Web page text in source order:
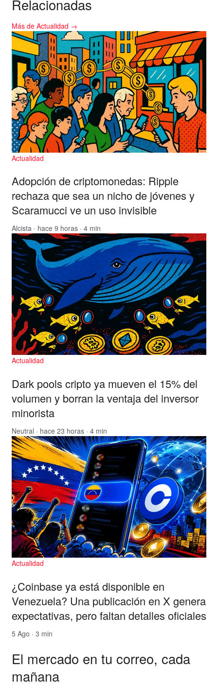
Relacionadas
Más de Actualidad →
Actualidad
Adopción de criptomonedas: Ripple
rechaza que sea un nicho de jóvenes y
Scaramucci ve un uso invisible
Alcista · hace 9 horas · 4 min
Actualidad
Dark pools cripto ya mueven el 15% del
volumen y borran la ventaja del inversor
minorista
Neutral · hace 23 horas · 4 min
Actualidad
¿Coinbase ya está disponible en
Venezuela? Una publicación en X genera
expectativas, pero faltan detalles oficiales
5 Ago · 3 min
El mercado en tu correo, cada
mañana